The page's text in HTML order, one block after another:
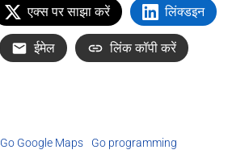
एक्स पर साझा करें लिंक्डइन
ईमेल लिंक कॉपी करें
Go Google Maps
Go programming